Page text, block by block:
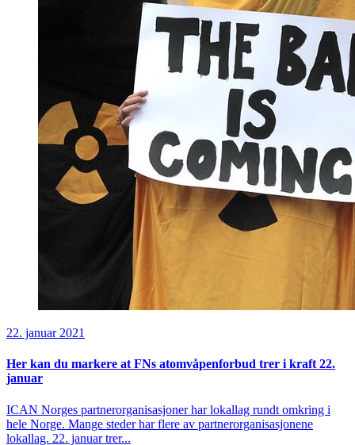
22. januar 2021
Her kan du markere at FNs atomvåpenforbud trer i kraft 22.
januar
ICAN Norges partnerorganisasjoner har lokallag rundt omkring i
hele Norge. Mange steder har flere av partnerorganisasjonene
lokallag. 22. januar trer...